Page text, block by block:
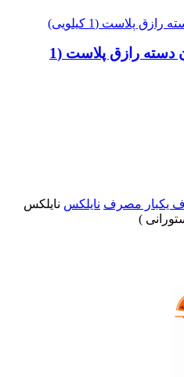
نایلکس 60*80 نانوایی بدون دسته رازق پلاست (1
یکبار مصرف نایلکس نایلکس
)